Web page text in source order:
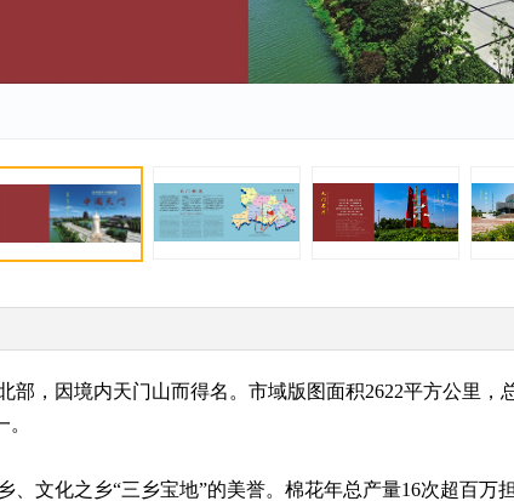
，因境内天门山而得名。市域版图面积2622平方公里，
。
文化之乡“三乡宝地”的美誉。棉花年总产量16次超百万